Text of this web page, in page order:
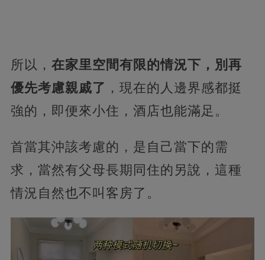
所以， 在家里空間有限的情況下，別再
優先考慮親戚了 ，現在的人邊界感都挺
強的，即便來小住，酒店也能滿足。
首當其沖該考慮的，是自己當下的需
求，當然有父母長期同住的另說，這種
情況自然也不叫客房了。